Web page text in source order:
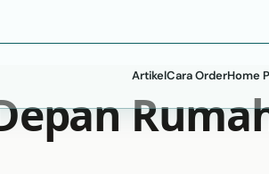
ArtikelCara OrderHome